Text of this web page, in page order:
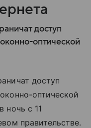
доступ
оптической
доступ
оптической
ночь с 11
правительстве.